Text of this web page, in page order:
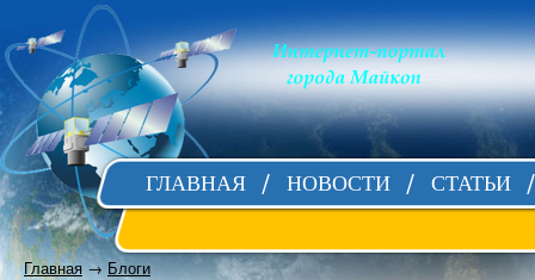
ГЛАВНАЯ НОВОСТИ СТАТЬИ
Главная→Блоги